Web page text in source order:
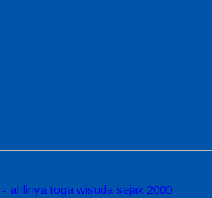
- ahlinya toga wisuda sejak 2000